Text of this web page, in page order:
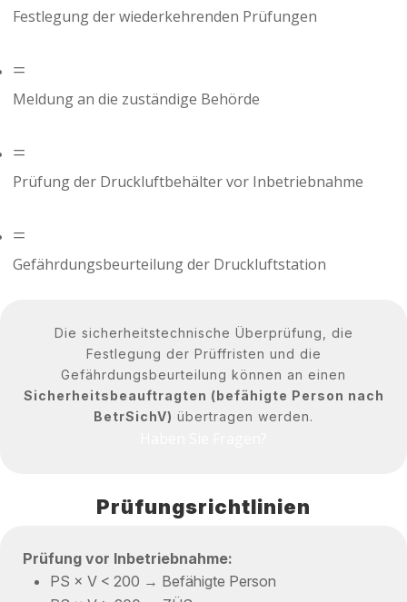
Festlegung der wiederkehrenden Prüfungen
=
Meldung an die zuständige Behörde
=
Prüfung der Druckluftbehälter vor Inbetriebnahme
=
Gefährdungsbeurteilung der Druckluftstation
Die sicherheitstechnische Überprüfung, die
Festlegung der Prüffristen und die
Gefährdungsbeurteilung können an einen
Sicherheitsbeauftragten (befähigte Person nach
BetrSichV) übertragen werden.
Prüfungsrichtlinien
Prüfung vor Inbetriebnahme:
PS × V < 200 → Befähigte Person